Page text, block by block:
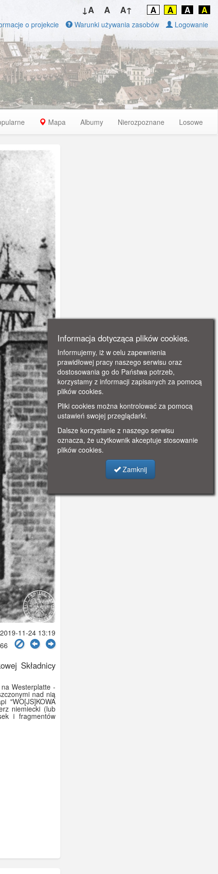
↓A A A↑ A A A A
o projekcie Warunki używania zasobów Logowanie
Mapa Albumy Nierozpoznane Losowe
11-24 13:19
Składnicy
Westerplatte -
nad nią
"WO[JS]KOWA
niemiecki (lub
i fragmentów
Informacja dotycząca plików cookies.
Informujemy, iż w celu zapewnienia
prawidłowej pracy naszego serwisu oraz
dostosowania go do Państwa potrzeb,
korzystamy z informacji zapisanych za pomocą
plików cookies.
Pliki cookies można kontrolować za pomocą
ustawień swojej przeglądarki.
Dalsze korzystanie z naszego serwisu
oznacza, że użytkownik akceptuje stosowanie
plików cookies.
Zamknij